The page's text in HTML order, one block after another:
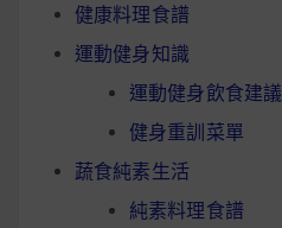
健康料理食譜
運動健身知識
運動健身飲食建議
健身重訓菜單
蔬食純素生活
純素料理食譜